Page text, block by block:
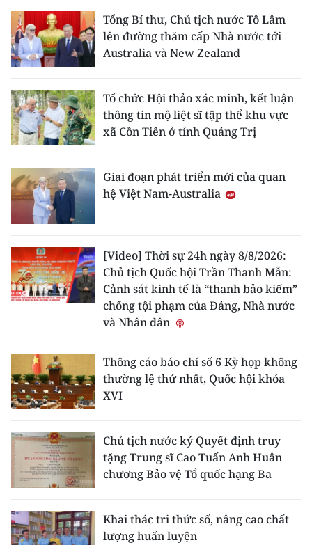
Tổng Bí thư, Chủ tịch nước Tô Lâm
lên đường thăm cấp Nhà nước tới
Australia và New Zealand
Tổ chức Hội thảo xác minh, kết luận
thông tin mộ liệt sĩ tập thể khu vực
xã Cồn Tiên ở tỉnh Quảng Trị
Giai đoạn phát triển mới của quan
hệ Việt Nam-Australia
[Video] Thời sự 24h ngày 8/8/2026:
Chủ tịch Quốc hội Trần Thanh Mẫn:
Cảnh sát kinh tế là “thanh bảo kiếm”
chống tội phạm của Đảng, Nhà nước
và Nhân dân
Thông cáo báo chí số 6 Kỳ họp không
thường lệ thứ nhất, Quốc hội khóa
XVI
Chủ tịch nước ký Quyết định truy
tặng Trung sĩ Cao Tuấn Anh Huân
chương Bảo vệ Tổ quốc hạng Ba
Khai thác tri thức số, nâng cao chất
lượng huấn luyện